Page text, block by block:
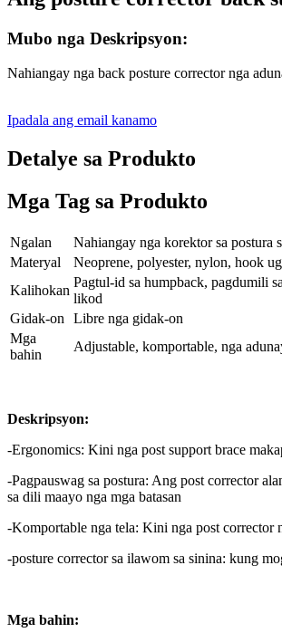
Mubo nga Deskripsyon:
Nahiangay nga back posture corrector nga
Ipadala ang email kanamo
Detalye sa Produkto
Mga Tag sa Produkto
Ngalan
Nahiangay nga korektor sa postura
Materyal
Neoprene, polyester, nylon, hook
Kalihokan
Pagtul-id sa humpback, pagdumili
likod
Gidak-on
Libre nga gidak-on
Mga
bahin
Adjustable, komportable, nga
Deskripsyon:
-Ergonomics: Kini nga post support brace
-Pagpauswag sa postura: Ang post corrector
sa dili maayo nga mga batasan
-Komportable nga tela: Kini nga post corrector
-posture corrector sa ilawom sa sinina: kung
Mga bahin: